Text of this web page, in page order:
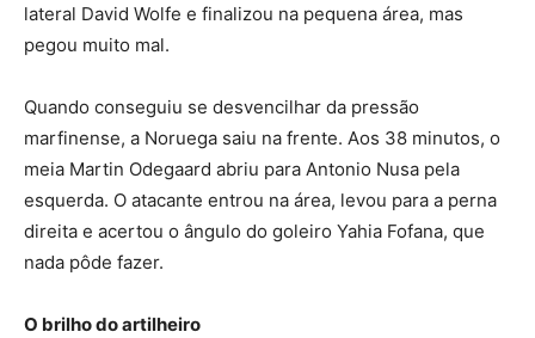
lateral David Wolfe e finalizou na pequena área, mas
pegou muito mal.
Quando conseguiu se desvencilhar da pressão
marfinense, a Noruega saiu na frente. Aos 38 minutos, o
meia Martin Odegaard abriu para Antonio Nusa pela
esquerda. O atacante entrou na área, levou para a perna
direita e acertou o ângulo do goleiro Yahia Fofana, que
nada pôde fazer.
O brilho do artilheiro